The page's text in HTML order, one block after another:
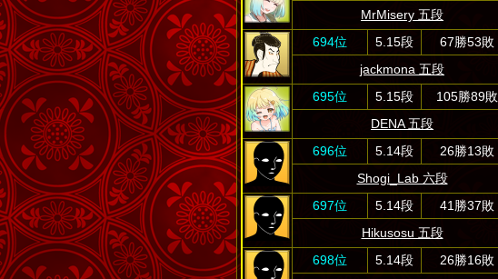
MrMisery 五段
694位
5.15段
67勝53敗
jackmona 五段
695位
5.15段
105勝89敗
DENA 五段
696位
5.14段
26勝13敗
Shogi_Lab 六段
697位
5.14段
41勝37敗
Hikusosu 五段
698位
5.14段
26勝16敗